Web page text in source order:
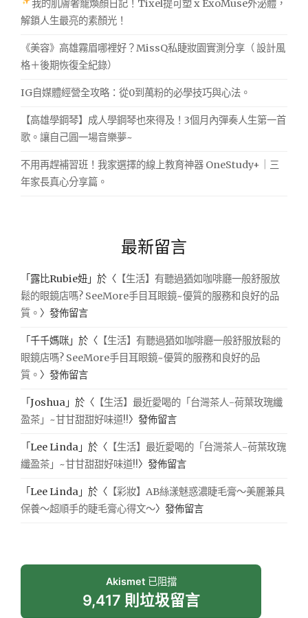
我的肌膚奢寵煥顏日記！Tixel提可塑 x ExoMuse外泌體，
解鎖人生最亮的素顏光！
《美容》高雄霧眉哪裡好？MissQ私睫妝園實測分享（ 設計風
格＋後期恢復全紀錄）
IG自媒體經營全攻略：從0到萬粉的必學技巧與心法。
【高雄學鋼琴】成人學鋼琴也來得及！3個月內彈奏人生第一首
歌。讓自己圓一場音樂夢~
不用再趕補習班！我家選擇的線上教育神器 OneStudy+｜三
年家長真心分享篇。
最新留言
「 露比Rubie妞 」於〈 【生活】有聽過猶如咖啡廳一般舒服放
鬆的眼鏡店嗎? SeeMore手目耳眼鏡~優質的服務和良好的品
質。 〉發佈留言
「千千媽咪 」於〈 【生活】有聽過猶如咖啡廳一般舒服放鬆的
眼鏡店嗎? SeeMore手目耳眼鏡~優質的服務和良好的品
質。 〉發佈留言
「Joshua 」於〈 【生活】最近愛喝的「台灣茶人-荷葉玫瑰纖
盈茶」~甘甘甜甜好味道!!〉發佈留言
「Lee Linda 」於〈 【生活】最近愛喝的「台灣茶人-荷葉玫瑰
纖盈茶」~甘甘甜甜好味道!!〉發佈留言
「Lee Linda 」於〈 【彩妝】AB絲漾魅惑濃睫毛膏～美麗兼具
保養～超順手的睫毛膏心得文～〉發佈留言
Akismet已阻擋
9,417 則垃圾留言